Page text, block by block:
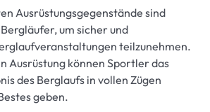
Ausrüstungsgegenstände sind
um sicher und
teilzunehmen.
Ausrüstung können Sportler das
des Berglaufs in vollen Zügen
geben.